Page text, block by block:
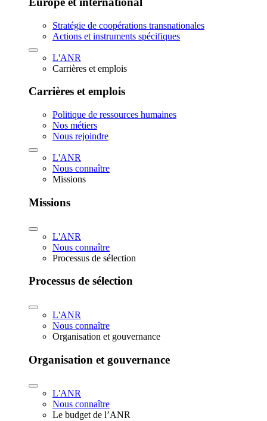
Stratégie de coopérations transnationales
Actions et instruments spécifiques
L'ANR
Carrières et emplois
Carrières et emplois
Politique de ressources humaines
Nos métiers
Nous rejoindre
L'ANR
Nous connaître
Missions
Missions
L'ANR
Nous connaître
Processus de sélection
Processus de sélection
L'ANR
Nous connaître
Organisation et gouvernance
Organisation et gouvernance
L'ANR
Nous connaître
Le budget de l’ANR